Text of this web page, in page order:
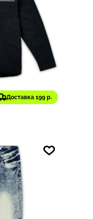
Доставка 199 р.
497
Shirt |